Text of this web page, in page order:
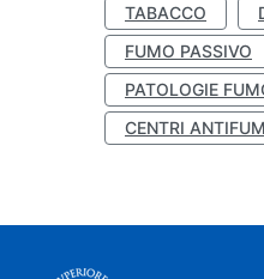
TABACCO
FUMO PASSIVO
PATOLOGIE
CENTRI